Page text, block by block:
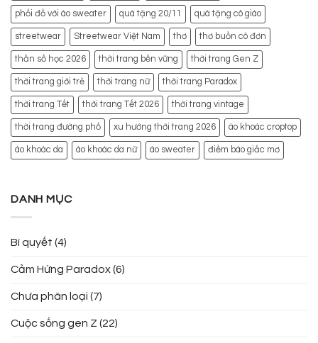
phối đồ với áo sweater quà tặng 20/11 quà tặng cô giáo
streetwear Streetwear Việt Nam thơ thơ buồn cô đơn
thần số học 2026 thời trang bền vững thời trang Gen Z
thời trang giới trẻ thời trang nữ thời trang Paradox
thời trang Tết thời trang Tết 2026 thời trang vintage
thời trang đường phố xu hướng thời trang 2026 áo khoác croptop
áo khoác da áo khoác da nữ áo sweater điềm báo giấc mơ
DANH MỤC
Bí quyết (4)
Cảm Hứng Paradox(6)
Chưa phân loại (7)
Cuộc sống gen Z (22)